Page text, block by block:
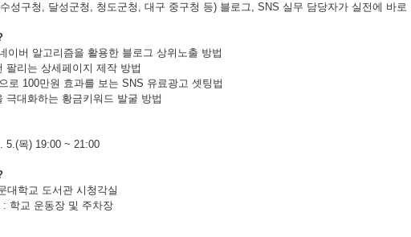
성구청, 달성군청, 청도군청, 대구 중구청 등) 블로그, SNS 실무 담당자가 실전에 바
이버 알고리즘을 활용한 블로그 상위노출 방법
팔리는 상세페이지 제작 방법
로 100만원 효과를 보는 SNS 유료광고 셋팅법
극대화하는 황금키워드 발굴 방법
5.(목) 19:00 ~ 21:00
대학교 도서관 시청각실
학교 운동장 및 주차장